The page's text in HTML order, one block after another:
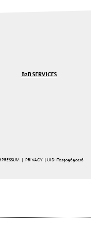
B2B SERVICES
| PRIVACY | UID IT02509690216